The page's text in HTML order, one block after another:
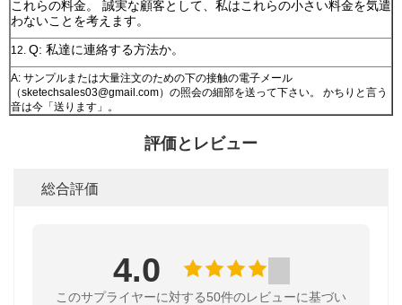
これらの料金。 誠実な顧客として、私はこれらの小さい料金を気遣
わないことを考えます。
12. Q: 私達に連絡する方法か。
A: サンプルまたは大量注文のための下の接触の電子メール
（sketechsales03@gmail.com）の照会の細部を送って下さい。 かちりと言う
音は今「送ります」。
評価とレビュー
総合評価
4.0
このサプライヤーに対する50件のレビューに基づい